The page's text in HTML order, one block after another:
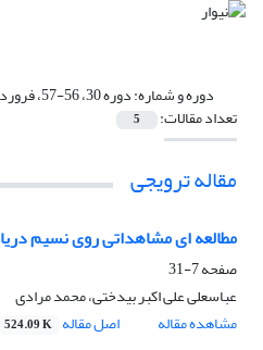
دوره و شماره:دوره 30، 56-57، فروردین 1384، صفحه 1-127
تعداد مقالات: 5
مقاله ترویجی
مطالعه ای مشاهداتی روی نسیم
صفحه7-31
عباسعلی علی اکبر بیدختی، محمد مرادی
مشاهده مقاله
اصل مقاله 524.09 K